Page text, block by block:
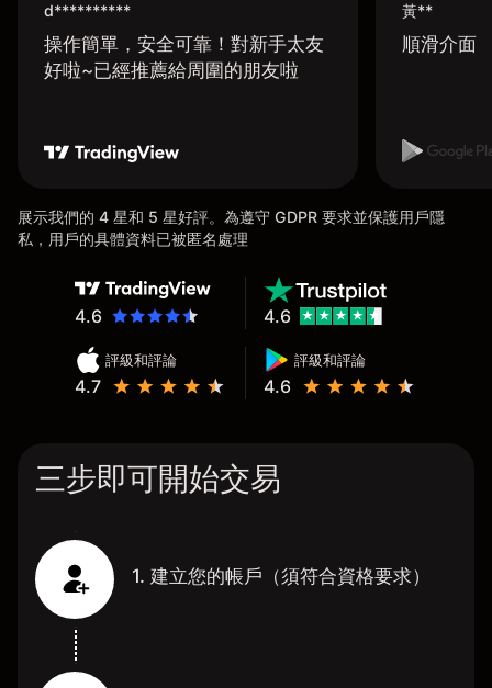
d**********
操作簡單，安全可靠！對新手太友
好啦~已經推薦給周圍的朋友啦
黃**
順滑介面
展示我們的 4 星和 5 星好評。為遵守 GDPR 要求並保護用戶隱
私，用戶的具體資料已被匿名處理
4.6
評級和評論
4.7
評級和評論
4.6
4.6
三步即可開始交易
1. 建立您的帳戶（須符合資格要求）